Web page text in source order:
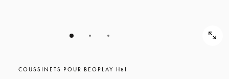
COUSSINETS POUR BEOPLAY H8I